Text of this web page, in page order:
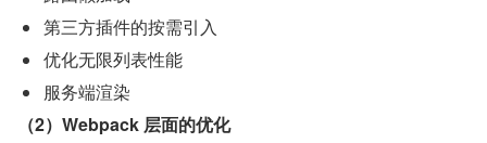
第三方插件的按需引入
优化无限列表性能
服务端渲染
（2）Webpack 层面的优化